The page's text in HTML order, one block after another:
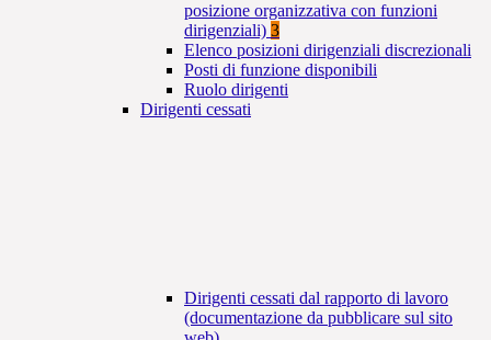
posizione organizzativa con funzioni
dirigenziali) 3
Elenco posizioni dirigenziali discrezionali
Posti di funzione disponibili
Ruolo dirigenti
Dirigenti cessati
Dirigenti cessati dal rapporto di lavoro
(documentazione da pubblicare sul sito